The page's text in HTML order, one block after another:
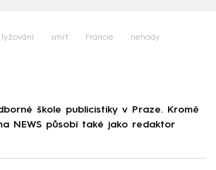
lyžování smrt Francie nehody
škole publicistiky v Praze. Kromě
NEWS působí také jako redaktor